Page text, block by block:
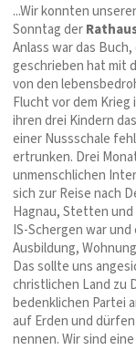
...Wir konnten
Sonntag der
Anlass war das
geschrieben hat mit
von den
Flucht vor dem Krieg
ihren drei Kindern
einer Nussschale
ertrunken. Drei
unmenschlichen
sich zur Reise nach
Hagnau, Stetten
IS-Schergen war
Ausbildung,
Das sollte uns
christlichen Land zu
bedenklichen Partei
auf Erden und
nennen. Wir sind